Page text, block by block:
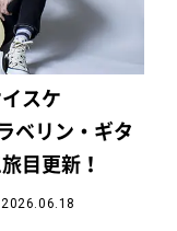
スケ
ベリン・ギタ
目更新！
2026.06.18